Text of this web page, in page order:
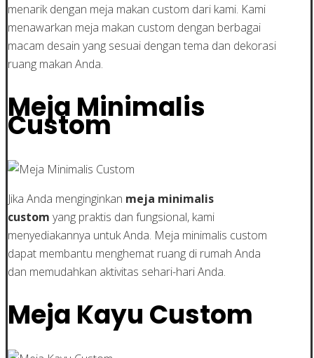
menarik dengan meja makan custom dari kami. Kami
menawarkan meja makan custom dengan berbagai
macam desain yang sesuai dengan tema dan dekorasi
ruang makan Anda.
Meja Minimalis
Custom
Jika Anda menginginkan meja minimalis
custom yang praktis dan fungsional, kami
menyediakannya untuk Anda. Meja minimalis custom
dapat membantu menghemat ruang di rumah Anda
dan memudahkan aktivitas sehari-hari Anda.
Meja Kayu Custom